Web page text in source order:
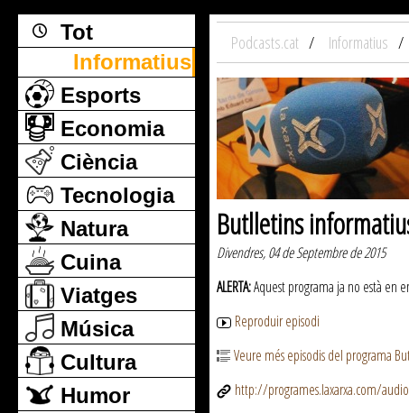
Tot
Informatius
Esports
Economia
Ciència
Tecnologia
Natura
Cuina
Viatges
Música
Cultura
Humor
Podcasts.cat Informatius
Butlletins
Divendres, 04 de Septembre de 2015
ALERTA:Aquest programa ja no està en
Reproduir episodi
Veure més episodis del programa
http://programes.laxarxa.com/